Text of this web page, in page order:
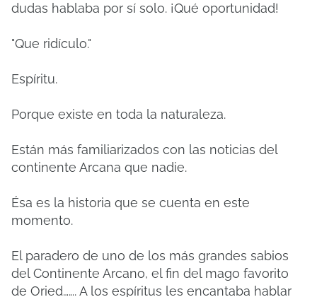
dudas hablaba por sí solo. ¡Qué oportunidad!
"Que ridículo."
Espíritu.
Porque existe en toda la naturaleza.
Están más familiarizados con las noticias del
continente Arcana que nadie.
Ésa es la historia que se cuenta en este
momento.
El paradero de uno de los más grandes sabios
del Continente Arcano, el fin del mago favorito
de Oried……. A los espíritus les encantaba hablar